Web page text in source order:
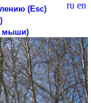
ru en
(Esc)
мыши)